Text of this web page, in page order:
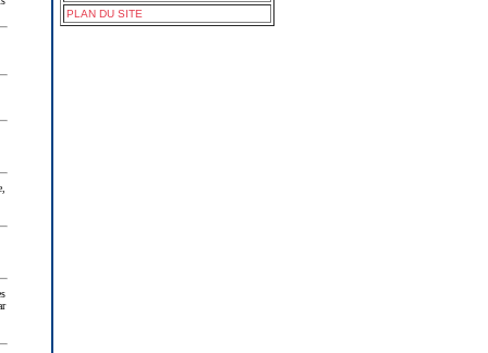
PLAN DU SITE